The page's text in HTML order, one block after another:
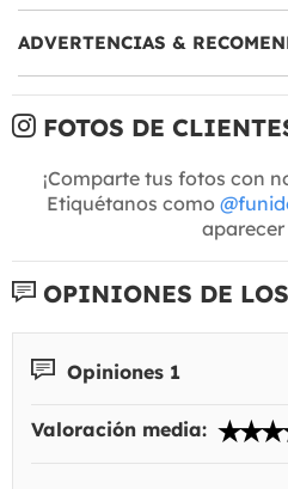
ADVERTENCIAS &
FOTOS DE
¡Comparte tus fotos con
Etiquétanos como
aparecer
OPINIONES DE
Opiniones 1
Valoración media: